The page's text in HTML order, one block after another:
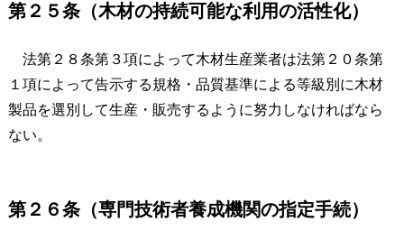
第２５条（木材の持続可能な利用の活性化）
法第２８条第３項によって木材生産業者は法第２０条第
１項によって告示する規格・品質基準による等級別に木材
製品を選別して生産・販売するように努力しなければなら
ない。
第２６条（専門技術者養成機関の指定手続）